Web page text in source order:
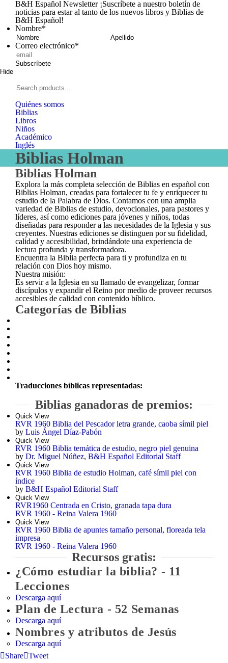
B&H Español Newsletter ¡Suscríbete a nuestro boletín de
noticias para estar al tanto de los nuevos libros y Biblias de
B&H Español!
Nombre*
Nombre
Correo electrónico*
Subscríbete
Hide
Español
Quiénes somos
Biblias
Libros
Niños
Académico
Inglés
Biblias Holman
Biblias Holman
Explora la más completa selección de Biblias en español con
Biblias Holman, creadas para fortalecer tu fe y enriquecer tu
estudio de la Palabra de Dios. Contamos con una amplia
variedad de Biblias de estudio, devocionales, para pastores y
líderes, así como ediciones para jóvenes y niños, todas
diseñadas para responder a las necesidades de la Iglesia y sus
creyentes. Nuestras ediciones se distinguen por su fidelidad,
calidad y accesibilidad, brindándote una experiencia de
lectura profunda y transformadora.
Encuentra la Biblia perfecta para ti y profundiza en tu
relación con Dios hoy mismo.
Nuestra misión:
Es servir a la Iglesia en su llamado de evangelizar, formar
discípulos y expandir el Reino por medio de proveer recursos
accesibles de calidad con contenido bíblico.
Categorías de Biblias
Traducciones bíblicas representadas:
Biblias ganadoras de premios:
Quick View
RVR 1960 Biblia del Pescador letra grande, caoba símil piel
by Luis Ángel Díaz-Pabón
Quick View
RVR 1960 Biblia temática de estudio, negro piel genuina
by Dr. Miguel Núñez, B&H Español Editorial Staff
Quick View
RVR 1960 Biblia de estudio Holman, café símil piel con
índice
by B&H Español Editorial Staff
Quick View
RVR1960 Centrada en Cristo, granada tapa dura
RVR 1960 - Reina Valera 1960
Quick View
RVR 1960 Biblia de apuntes tamaño personal, floreada tela
impresa
RVR 1960 - Reina Valera 1960
Recursos gratis:
¿Cómo estudiar la biblia? - 11
Lecciones
Descarga aquí
Plan de Lectura - 52 Semanas
Descarga aquí
Nombres y atributos de Jesús
Descarga aquí
FacebookTwitterEmail